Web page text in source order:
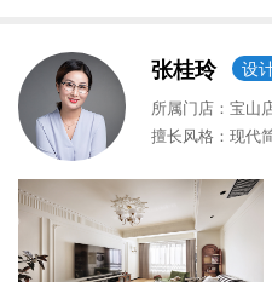
张桂玲 设
所属门店：宝山
擅长风格：现代